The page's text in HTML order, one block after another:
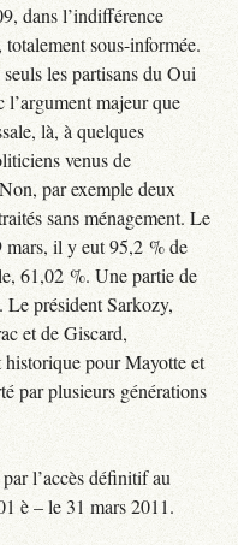
dans l’indifférence
sous-informée.
les partisans du Oui
l’argument majeur que
là, à quelques
venus de
par exemple deux
sans ménagement. Le
mars, il y eut 95,2 % de
61,02 %. Une partie de
Le président Sarkozy,
et de Giscard,
historique pour Mayotte et
par plusieurs générations
l’accès définitif au
è – le 31 mars 2011.